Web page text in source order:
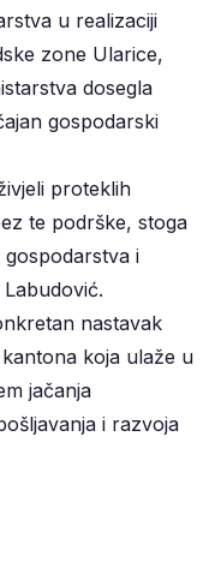
u realizaciji
zone Ularice,
dosegla
gospodarski
proteklih
te podrške, stoga
i
nastavak
koja ulaže u
jačanja
i razvoja